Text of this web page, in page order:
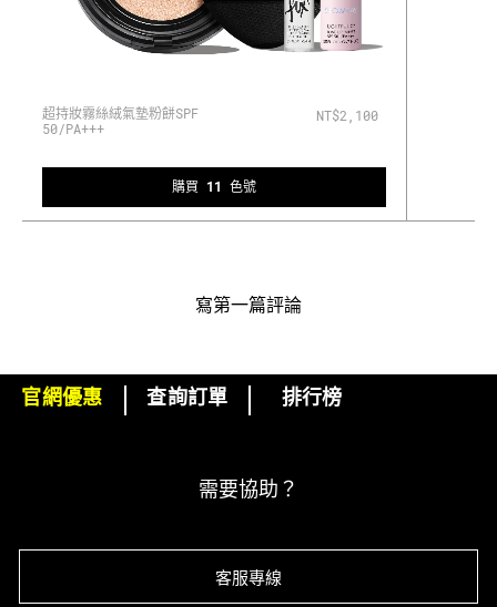
超持妝霧絲絨氣墊粉餅SPF
50/PA+++
NT$2,100
購買 11 色號
寫第一篇評論
下單即可挑選精美小贈品！
官網優惠 查詢訂單 排行榜
需要協助？
客服專線